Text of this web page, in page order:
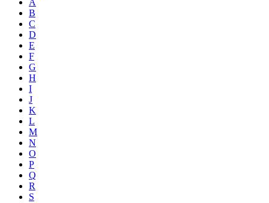
B
C
D
E
F
G
H
I
J
K
L
M
N
O
P
Q
R
S